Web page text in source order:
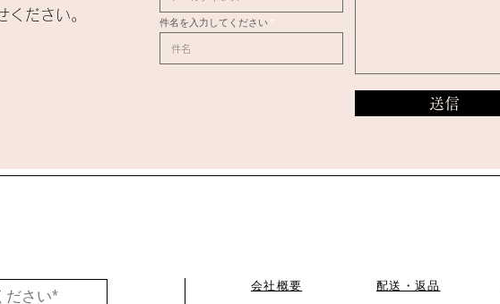
ください。
件名を入力してください
送信
会社概要
配送・返品